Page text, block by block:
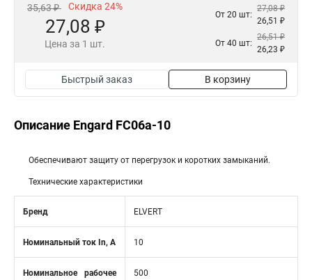
35,63 ₽ Скидка 24%
27,08 ₽
Цена за 1 шт.
От 20 шт:
27,08 ₽
26,51 ₽
От 40 шт:
26,51 ₽
26,23 ₽
Быстрый заказ В корзину
Описание Engard FC06a-10
Обеспечивают защиту от перегрузок и коротких замыканий.
Технические характеристики
Бренд ELVERT
Номинальный ток In, А 10
Номинальное рабочее
500